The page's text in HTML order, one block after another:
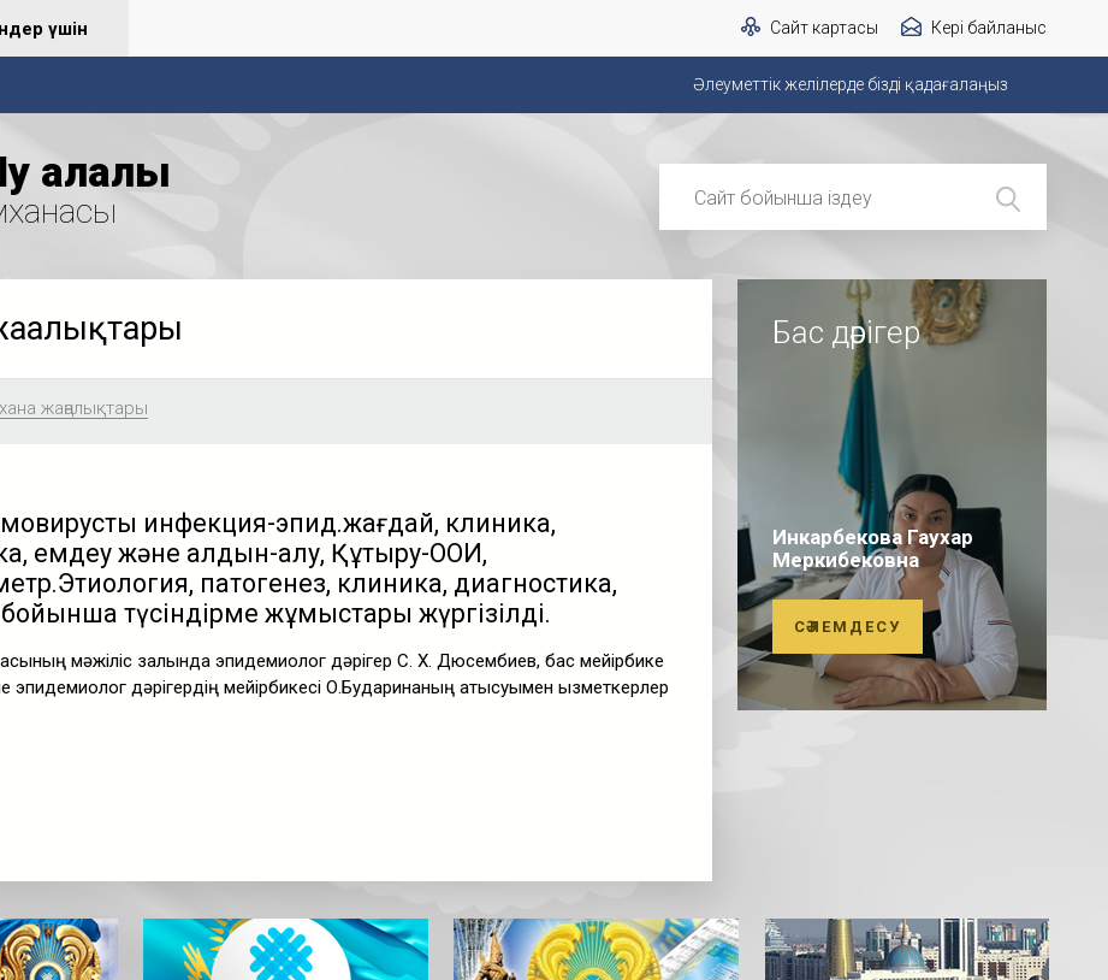
үшін Сайт картасы Кері байланыс
Әлеуметтік желілерде бізді қадағалаңыз
қалалық
жаңалықтары
инфекция-эпид.жағдай, клиника,
емдеу және алдын-алу, Құтыру-ООИ,
патогенез, клиника, диагностика,
түсіндірме жұмыстары жүргізілді.
мәжіліс залында эпидемиолог дәрігер С. Х. Дюсембиев, бас мейірбике
эпидемиолог дәрігердің мейірбикесі О.Бударинаның қатысуымен қызметкерлер
Бас дәрігер
Инкарбекова Гаухар
Меркибековна
СӘЛЕМДЕСУ